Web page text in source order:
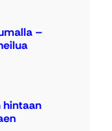
–
hintaan